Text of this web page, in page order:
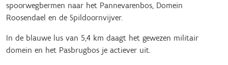
spoorwegbermen naar het Pannevarenbos, Domein
Roosendael en de Spildoornvijver.
In de blauwe lus van 5,4 km daagt het gewezen militair
domein en het Pasbrugbos je actiever uit.